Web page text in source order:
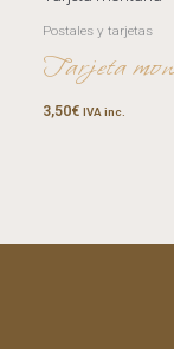
Postales y tarjetas
Tarjeta
3,50€ IVA inc.